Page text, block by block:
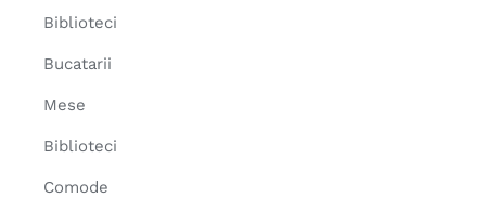
Biblioteci
Bucatarii
Mese
Biblioteci
Comode